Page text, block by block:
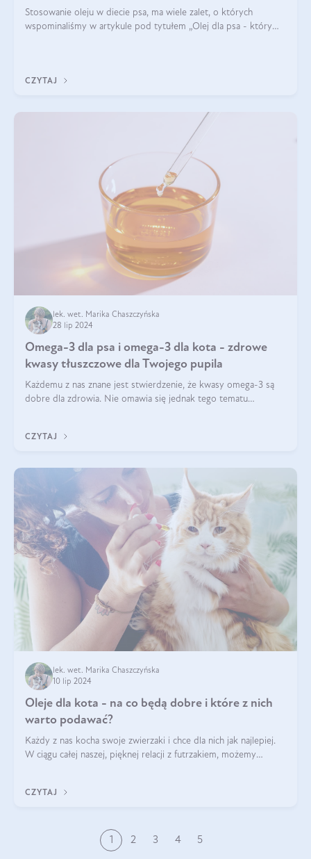
Stosowanie oleju w diecie psa, ma wiele zalet, o których
wspominaliśmy w artykule pod tytułem „Olej dla psa - który
CZYTAJ
lek. wet. Marika Chaszczyńska
28 lip 2024
Omega-3 dla psa i omega-3 dla kota - zdrowe
kwasy tłuszczowe dla Twojego pupila
Każdemu z nas znane jest stwierdzenie, że kwasy omega-3 są
dobre dla zdrowia. Nie omawia się jednak tego tematu
CZYTAJ
lek. wet. Marika Chaszczyńska
10 lip 2024
Oleje dla kota - na co będą dobre i które z nich
warto podawać?
Każdy z nas kocha swoje zwierzaki i chce dla nich jak najlepiej.
W ciągu całej naszej, pięknej relacji z futrzakiem, możemy
CZYTAJ
1 2 3 4 5